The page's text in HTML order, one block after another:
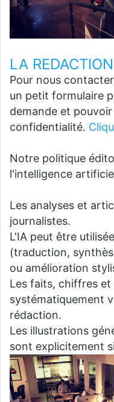
LA
Pour nous
un petit formulaire
demande et
confidentialité.
Notre politique
l'intelligence
Les analyses et
journalistes.
L'IA peut être
(traduction,
ou amélioration
Les faits, chiffres et
systématiquement
rédaction.
Les illustrations
sont explicitement